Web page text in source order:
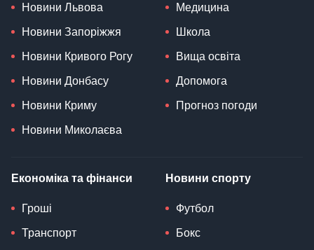
Новини Львова
Новини Запоріжжя
Новини Кривого Рогу
Новини Донбасу
Новини Криму
Новини Миколаєва
Медицина
Школа
Вища освіта
Допомога
Прогноз погоди
Економіка та фінанси
Гроші
Транспорт
Новини спорту
Футбол
Бокс